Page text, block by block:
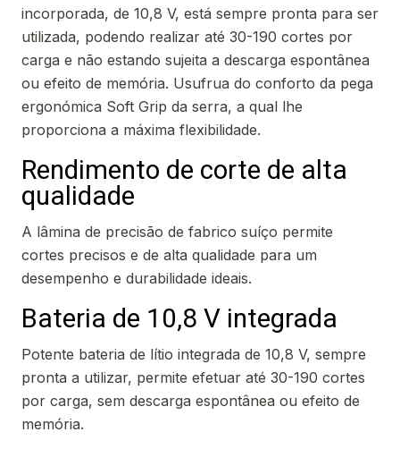
incorporada, de 10,8 V, está sempre pronta para ser
utilizada, podendo realizar até 30-190 cortes por
carga e não estando sujeita a descarga espontânea
ou efeito de memória. Usufrua do conforto da pega
ergonómica Soft Grip da serra, a qual lhe
proporciona a máxima flexibilidade.
Rendimento de corte de alta
qualidade
A lâmina de precisão de fabrico suíço permite
cortes precisos e de alta qualidade para um
desempenho e durabilidade ideais.
Bateria de 10,8 V integrada
Potente bateria de lítio integrada de 10,8 V, sempre
pronta a utilizar, permite efetuar até 30-190 cortes
por carga, sem descarga espontânea ou efeito de
memória.